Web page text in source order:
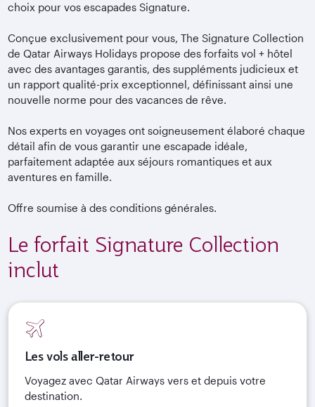
choix pour vos escapades Signature.
Conçue exclusivement pour vous, The Signature Collection
de Qatar Airways Holidays propose des forfaits vol + hôtel
avec des avantages garantis, des suppléments judicieux et
un rapport qualité-prix exceptionnel, définissant ainsi une
nouvelle norme pour des vacances de rêve.
Nos experts en voyages ont soigneusement élaboré chaque
détail afin de vous garantir une escapade idéale,
parfaitement adaptée aux séjours romantiques et aux
aventures en famille.
Offre soumise à des conditions générales.
Le forfait Signature Collection
inclut
Les vols aller-retour
Voyagez avec Qatar Airways vers et depuis votre
destination.